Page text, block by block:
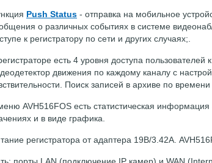
Push Status - отправка на мобильное
о различных событиях в системе
к регистратору по сети и других случаях;.
есть 4 уровня доступа пользователей
движения по каждому каналу с
Поиск записей в архиве по времени
AVH516FOS есть статистическая информация
и в виде графика.
регистратора от адаптера 19В/3.42А.